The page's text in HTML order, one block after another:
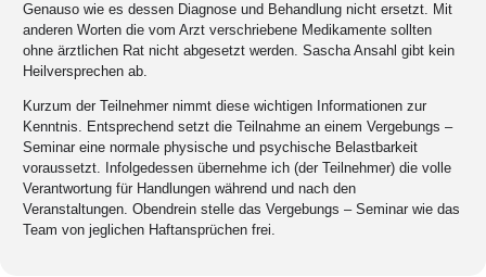
Genauso wie es dessen Diagnose und Behandlung nicht ersetzt. Mit
anderen Worten die vom Arzt verschriebene Medikamente sollten
ohne ärztlichen Rat nicht abgesetzt werden. Sascha Ansahl gibt kein
Heilversprechen ab.
Kurzum der Teilnehmer nimmt diese wichtigen Informationen zur
Kenntnis. Entsprechend setzt die Teilnahme an einem Vergebungs –
Seminar eine normale physische und psychische Belastbarkeit
voraussetzt. Infolgedessen übernehme ich (der Teilnehmer) die volle
Verantwortung für Handlungen während und nach den
Veranstaltungen. Obendrein stelle das Vergebungs – Seminar wie das
Team von jeglichen Haftansprüchen frei.